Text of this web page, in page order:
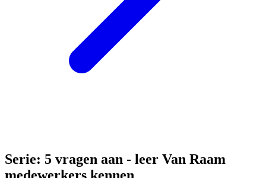
Serie: 5 vragen aan - leer Van Raam